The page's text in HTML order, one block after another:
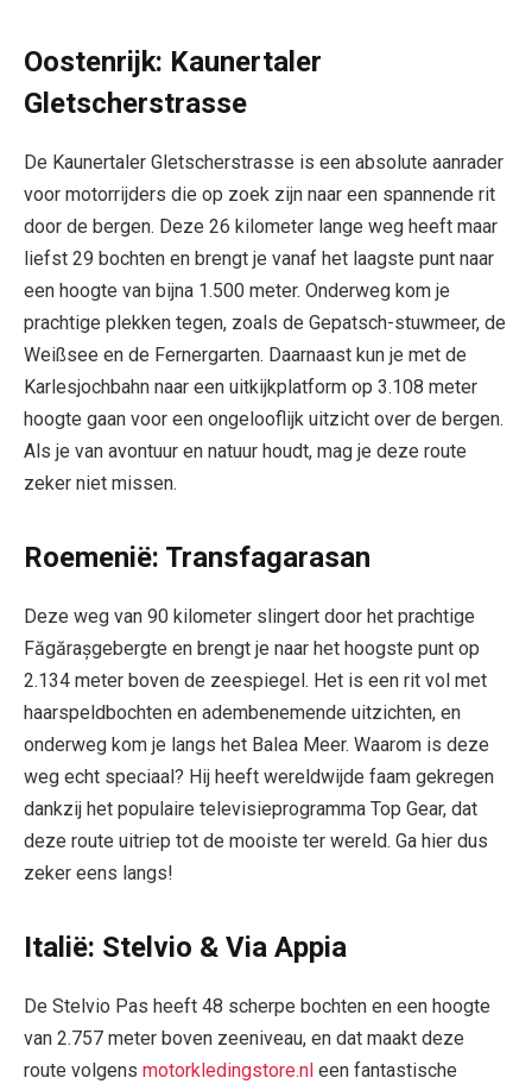
Oostenrijk: Kaunertaler
Gletscherstrasse
De Kaunertaler Gletscherstrasse is een absolute aanrader
voor motorrijders die op zoek zijn naar een spannende rit
door de bergen. Deze 26 kilometer lange weg heeft maar
liefst 29 bochten en brengt je vanaf het laagste punt naar
een hoogte van bijna 1.500 meter. Onderweg kom je
prachtige plekken tegen, zoals de Gepatsch-stuwmeer, de
Weißsee en de Fernergarten. Daarnaast kun je met de
Karlesjochbahn naar een uitkijkplatform op 3.108 meter
hoogte gaan voor een ongelooflijk uitzicht over de bergen.
Als je van avontuur en natuur houdt, mag je deze route
zeker niet missen.
Roemenië: Transfagarasan
Deze weg van 90 kilometer slingert door het prachtige
Făgărașgebergte en brengt je naar het hoogste punt op
2.134 meter boven de zeespiegel. Het is een rit vol met
haarspeldbochten en adembenemende uitzichten, en
onderweg kom je langs het Balea Meer. Waarom is deze
weg echt speciaal? Hij heeft wereldwijde faam gekregen
dankzij het populaire televisieprogramma Top Gear, dat
deze route uitriep tot de mooiste ter wereld. Ga hier dus
zeker eens langs!
Italië: Stelvio & Via Appia
De Stelvio Pas heeft 48 scherpe bochten en een hoogte
van 2.757 meter boven zeeniveau, en dat maakt deze
route volgens motorkledingstore.nl een fantastische